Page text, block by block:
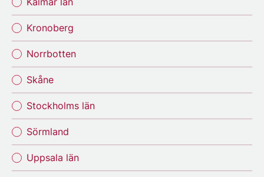
Kronoberg
Norrbotten
Skåne
Stockholms län
Sörmland
Uppsala län